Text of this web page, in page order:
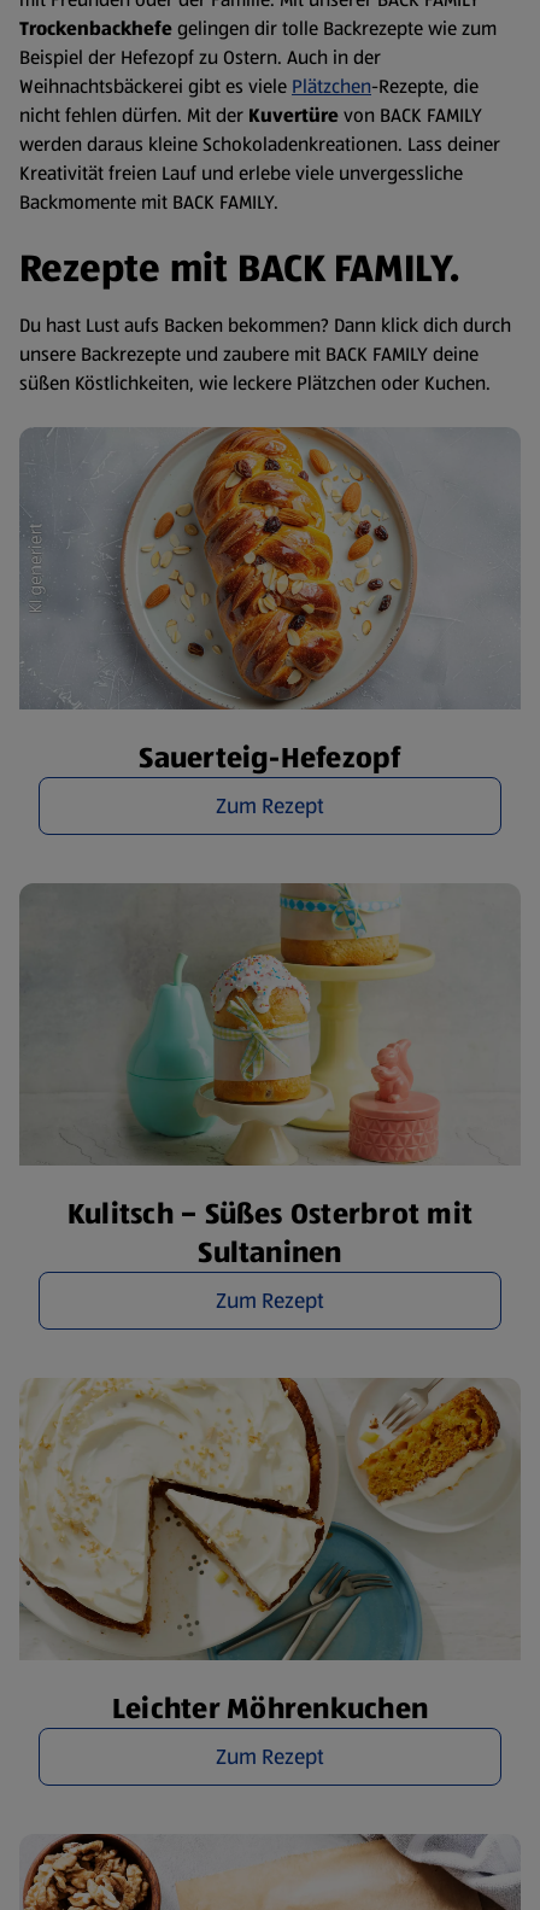
Trockenbackhefegelingen dir tolle Backrezepte wie zum
Beispiel der Hefezopf zu Ostern. Auch in der
Weihnachtsbäckerei gibt es viele Plätzchen-Rezepte, die
nicht fehlen dürfen. Mit der Kuvertürevon BACK FAMILY
werden daraus kleine Schokoladenkreationen. Lass deiner
Kreativität freien Lauf und erlebe viele unvergessliche
Backmomente mit BACK FAMILY.
Rezepte mit BACK FAMILY.
Du hast Lust aufs Backen bekommen? Dann klick dich durch
unsere Backrezepte und zaubere mit BACK FAMILY deine
süßen Köstlichkeiten, wie leckere Plätzchen oder Kuchen.
Sauerteig-Hefezopf
Zum Rezept
Kulitsch – Süßes Osterbrot mit
Sultaninen
Zum Rezept
Leichter Möhrenkuchen
Zum Rezept